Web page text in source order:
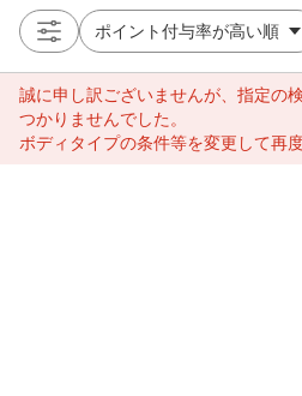
誠に申し訳ございませんが、指定の
つかりませんでした。
ボディタイプの条件等を変更して再